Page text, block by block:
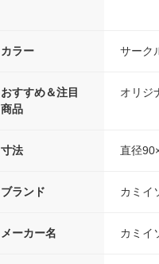
カラー サーク
おすすめ＆注目
商品
オリジ
寸法 直径
ブランド カミイ
メーカー名 カミイ